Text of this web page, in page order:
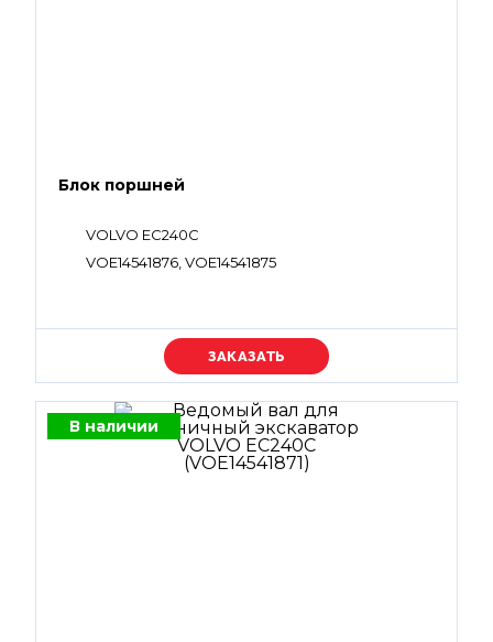
Блок поршней
VOLVO EC240C
VOE14541876, VOE14541875
Уточняйте цену
В наличии